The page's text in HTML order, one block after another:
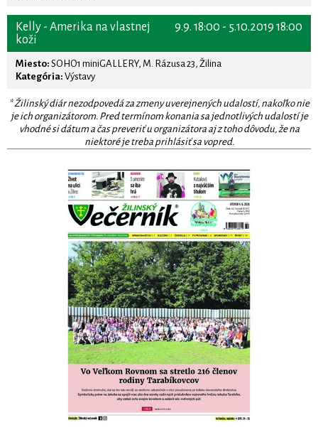
9.9. 18:00 - 5.10.2019 18:00
Kelly - Amerika na vlastnej
koži
Miesto: SOHO1 miniGALLERY, M. Rázusa 23, Žilina
Kategória: Výstavy
* Žilinský diár nezodpovedá za zmeny uverejnených udalostí, nakoľko nie
je ich organizátorom. Pred termínom konania sa jednotlivých udalostí je
vhodné si dátum a čas preveriť u organizátora aj z toho dôvodu, že na
niektoré je treba prihlásiť sa vopred.